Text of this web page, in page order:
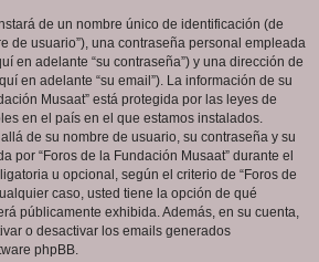
de un nombre único de identificación (de
de usuario”), una contraseña personal empleada
en adelante “su contraseña”) y una dirección de
en adelante “su email”). La información de su
Musaat” está protegida por las leyes de
en el país en el que estamos instalados.
de su nombre de usuario, su contraseña y su
por “Foros de la Fundación Musaat” durante el
u opcional, según el criterio de “Foros de
caso, usted tiene la opción de qué
públicamente exhibida. Además, en su cuenta,
o desactivar los emails generados
phpBB.